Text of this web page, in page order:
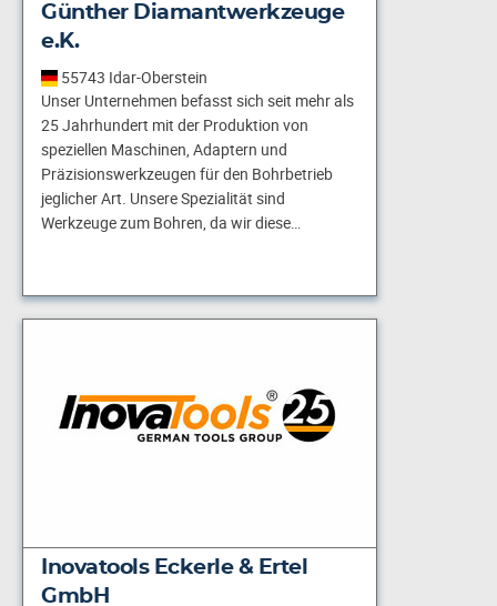
Günther Diamantwerkzeuge
e.K.
55743 Idar-Oberstein
Unser Unternehmen befasst sich seit mehr als
25 Jahrhundert mit der Produktion von
speziellen Maschinen, Adaptern und
Präzisionswerkzeugen für den Bohrbetrieb
jeglicher Art. Unsere Spezialität sind
Werkzeuge zum Bohren, da wir diese…
Inovatools Eckerle & Ertel
GmbH